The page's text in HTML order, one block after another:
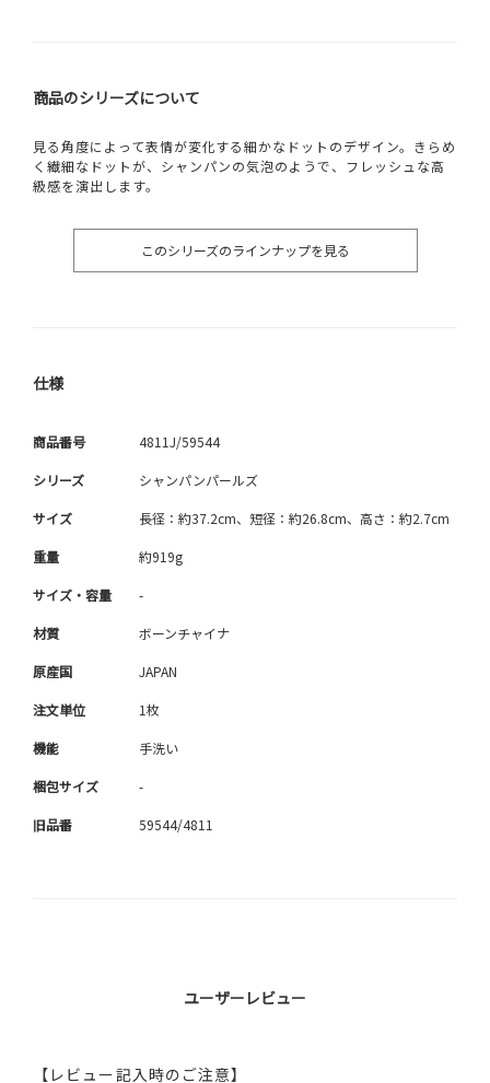
商品のシリーズについて
見る角度によって表情が変化する細かなドットのデザイン。きらめ
く繊細なドットが、シャンパンの気泡のようで、フレッシュな高
級感を演出します。
このシリーズのラインナップを見る
仕様
商品番号 4811J/59544
シリーズ シャンパンパールズ
サイズ 長径：約37.2cm、短径：約26.8cm、高さ：約2.7cm
重量 約919g
サイズ・容量 -
材質 ボーンチャイナ
原産国 JAPAN
注文単位 1枚
機能 手洗い
梱包サイズ -
旧品番 59544/4811
ユーザーレビュー
【レビュー記入時のご注意】